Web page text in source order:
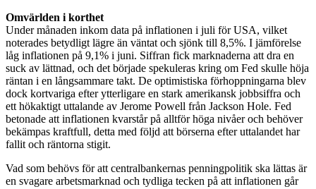
Omvärlden i korthet
Under månaden inkom data på inflationen i juli för USA, vilket
noterades betydligt lägre än väntat och sjönk till 8,5%. I jämförelse
låg inflationen på 9,1% i juni. Siffran fick marknaderna att dra en
suck av lättnad, och det började spekuleras kring om Fed skulle höja
räntan i en långsammare takt. De optimistiska förhoppningarna blev
dock kortvariga efter ytterligare en stark amerikansk jobbsiffra och
ett hökaktigt uttalande av Jerome Powell från Jackson Hole. Fed
betonade att inflationen kvarstår på alltförhöga nivåer och behöver
bekämpas kraftfull, detta med följd att börserna efter uttalandet har
fallit och räntorna stigit.
Vad som behövs för att centralbankernas penningpolitik ska lättas är
en svagare arbetsmarknad och tydliga tecken på att inflationen går